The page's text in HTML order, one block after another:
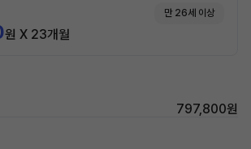
만 26세 이상
원 X 23개월
797,800원